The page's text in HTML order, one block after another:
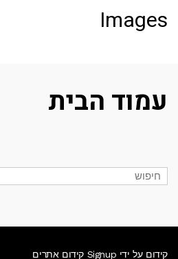
Images
עמוד הבית
קידום על ידי Signup קידום אתרים